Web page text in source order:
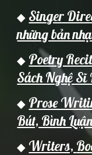
◆ Singer
những bản
◆ Poetry
Sách Nghệ Sĩ
◆ Prose
Bút, Bình
◆ Writers,